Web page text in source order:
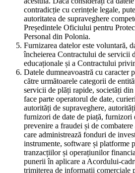
contradicție cu cerințele legale,
autoritatea de supraveghere
Președintele Oficiului pentru
Personal din Polonia.
Furnizarea datelor este voluntară,
încheierea Contractului de servicii
educaționale și a Contractului
Datele dumneavoastră cu caracter
către următoarele categorii de
servicii de plăți rapide, societăți
face parte operatorul de date,
autorități de supraveghere,
furnizori de date de piață, furnizori
prevenire a fraudei și de
care administrează fonduri de
instrumente, software și platforme
tranzacțiilor și operațiunilor
punerii în aplicare a Acordului-
trimiterea de informații comerciale